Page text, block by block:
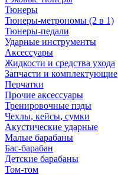
Тюнеры
Тюнеры-метрономы (2 в 1)
Тюнеры-педали
Ударные инструменты
Аксессуары
Жидкости и средства ухода
Запчасти и комплектующие
Перчатки
Прочие аксессуары
Тренировочные пэды
Чехлы, кейсы, сумки
Акустические ударные
Mалые барабаны
Бас-барабан
Детские барабаны
Том-том